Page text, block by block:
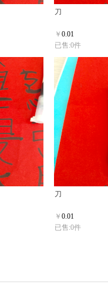
刀
￥ 0.01
已售:0件
刀
￥ 0.01
已售:0件